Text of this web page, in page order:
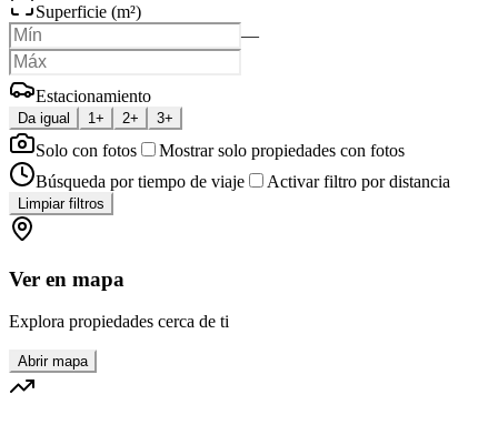
Superficie (m²)
—
Estacionamiento
Da igual 1+ 2+ 3+
Solo con fotos
Mostrar solo propiedades con fotos
Búsqueda por tiempo de viaje
Activar filtro por distancia
Limpiar filtros
Ver en mapa
Explora propiedades cerca de ti
Abrir mapa